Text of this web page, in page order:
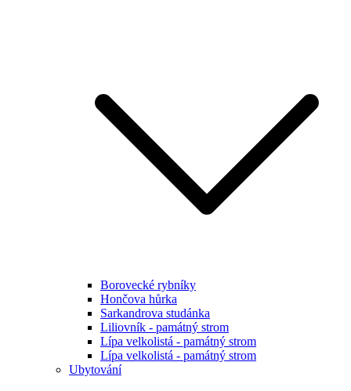
Borovecké rybníky
Hončova hůrka
Sarkandrova studánka
Liliovník - památný strom
Lípa velkolistá - památný strom
Lípa velkolistá - památný strom
Ubytování